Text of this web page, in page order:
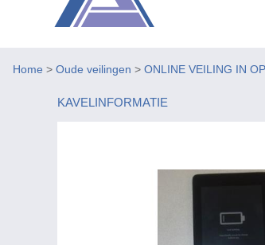
Home > Oude veilingen > ONLINE VEILING IN
KAVELINFORMATIE